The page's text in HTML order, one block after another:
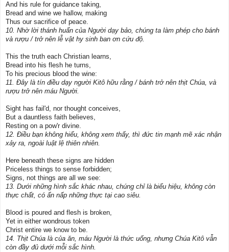
And his rule for guidance taking,
Bread and wine we hallow, making
Thus our sacrifice of peace.
10. Nhờ lời thánh huấn của Người dạy bảo, chúng ta làm phép cho bánh
và rượu / trở nên lễ vật hy sinh ban ơn cứu độ.
This the truth each Christian learns,
Bread into his flesh he turns,
To his precious blood the wine:
11. Ðây là tín điều dạy người Kitô hữu rằng / bánh trở nên thịt Chúa, và
rượu trở nên máu Người.
Sight has fail'd, nor thought conceives,
But a dauntless faith believes,
Resting on a pow'r divine.
12. Ðiều bạn không hiểu, không xem thấy, thì đức tin mạnh mẽ xác nhận
xảy ra, ngoài luật lệ thiên nhiên.
Here beneath these signs are hidden
Priceless things to sense forbidden;
Signs, not things are all we see:
13. Dưới những hình sắc khác nhau, chúng chỉ là biểu hiệu, không còn
thực chất, có ẩn nấp những thực tại cao siêu.
Blood is poured and flesh is broken,
Yet in either wondrous token
Christ entire we know to be.
14. Thịt Chúa là của ăn, máu Người là thức uống, nhưng Chúa Kitô vẫn
còn đầy đủ dưới mỗi sắc hình.